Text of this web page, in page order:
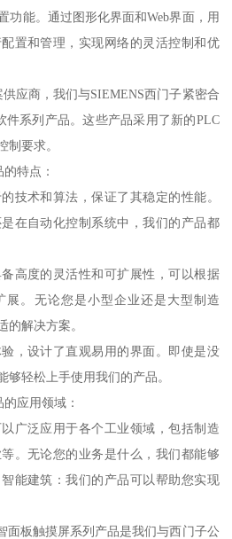
功能。通过图形化界面和Web界面，用
置和管理，实现网络的灵活控制和优
商，我们与SIEMENS西门子紧密合
件系列产品。这些产品采用了新的PLC
制要求。
特点：
技术和算法，保证了其稳定的性能。
在自动化控制系统中，我们的产品都
高度的灵活性和可扩展性，可以根据
展。无论您是小型企业还是大型制造
的解决方案。
，设计了直观易用的界面。即使是没
轻松上手使用我们的产品。
应用领域：
广泛应用于各个工业领域，包括制造
。无论您的业务是什么，我们都能够
能建筑：我们的产品可以帮助您实现
触摸屏系列产品是我们与西门子公